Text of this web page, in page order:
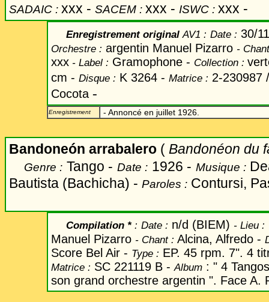
SADAIC : xxx - SACEM : xxx - ISWC : xxx -
Enregistrement originalAV1 : Date : 30/
Orchestre : argentin Manuel Pizarro - Chant
xxx - Label : Gramophone - Collection :
cm - Disque : K 3264 - Matrice : 2-230987
Cocota -
Enregistrement - Annoncé en juillet 1926.
Bandoneón arrabalero ( Bandonéon du
Genre : Tango - Date : 1926 - Musique :
Bautista (Bachicha) - Paroles : Contursi,
Compilation * : Date : n/d (BIEM) - Lieu :
Manuel Pizarro - Chant: Alcina, Alfredo -
Score Bel Air - Type : EP. 45 rpm. 7". 4
Matrice : SC 221119 B - Album : " 4
son grand orchestre argentin ". Face A.